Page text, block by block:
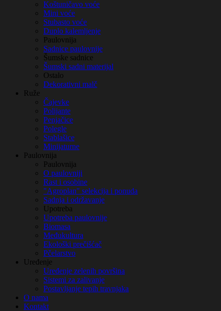
Koštuničavo voće
Mini voće
Stubasto voće
Duplo kalemljenje
Paulovnija
Sadnice paulovnije
Šumske sadnice
Šumski sadni materijal
Ostalo
Dekorativni malč
Ruže
Čajevke
Polijante
Penjačice
Polegle
Stablašice
Minijaturne
Paulovnija
Paulovnija
O paulovniji
Rast i osobine
"Agroplan" selekcija i ponuda
Sadnja i održavanje
Upotreba
Upotreba paulovnije
Biomasa
Međukultura
Ekološki prečišćač
Pčelarstvo
Uređenje
Uređenje zelenih površina
Sistemi za zalivanje
Postavljanje tepih travnjaka
O nama
Kontakt